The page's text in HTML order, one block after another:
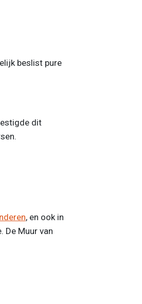
beslist pure
dit
, en ook in
De Muur van